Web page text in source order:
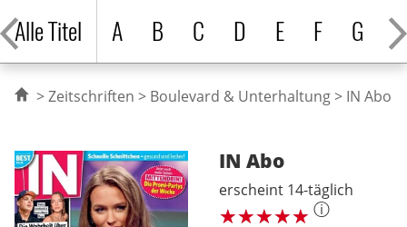
Alle Titel
A B C D E F G H
Zeitschriften Boulevard & Unterhaltung IN Abo
IN Abo
erscheint 14-täglich
ⓘ